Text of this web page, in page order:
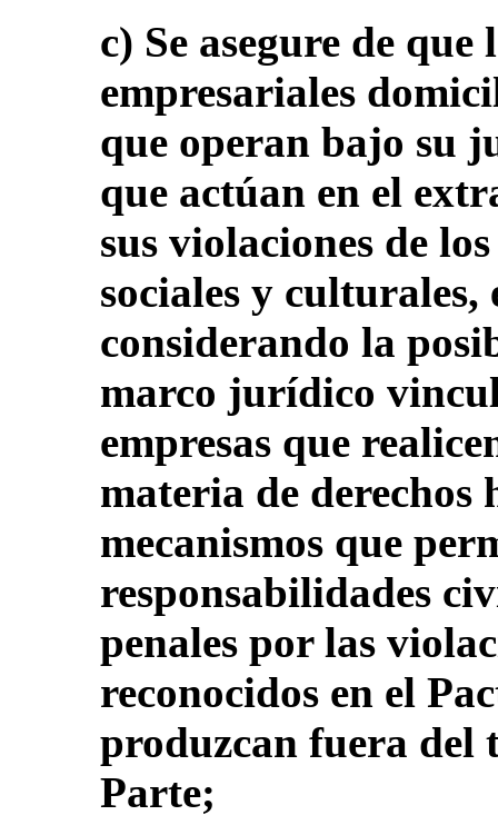
c) Se asegure de que
empresariales
que operan bajo su
que actúan en el
sus violaciones de
sociales y
considerando la
marco jurídico
empresas que
materia de derechos
mecanismos que
responsabilidades
penales por las
reconocidos en el
produzcan fuera
Parte;